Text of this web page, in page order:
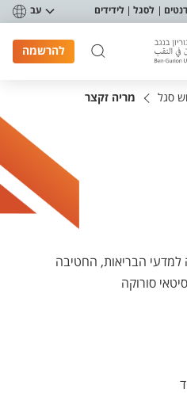
לסגל לידידים עב
להרשמה
סגל מריה זקצר
למדעי הבריאות, החטיבה
סורוקה